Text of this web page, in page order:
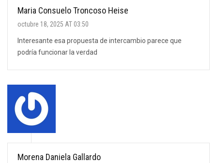
Maria Consuelo Troncoso Heise
octubre 18, 2025 AT 03:50
Interesante esa propuesta de intercambio parece que
podría funcionar la verdad
Morena Daniela Gallardo